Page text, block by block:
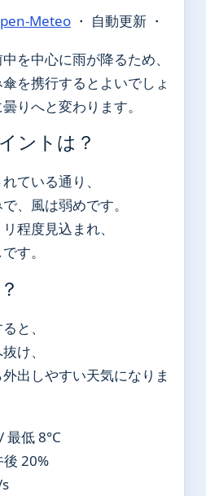
Meteo ・ 自動更新 ・
を中心に雨が降るため、
を携行するとよいでしょ
りへと変わります。
ントは？
ている通り、
、風は弱めです。
程度見込まれ、
す。
と、
け、
出しやすい天気になりま
最低 8°C
20%